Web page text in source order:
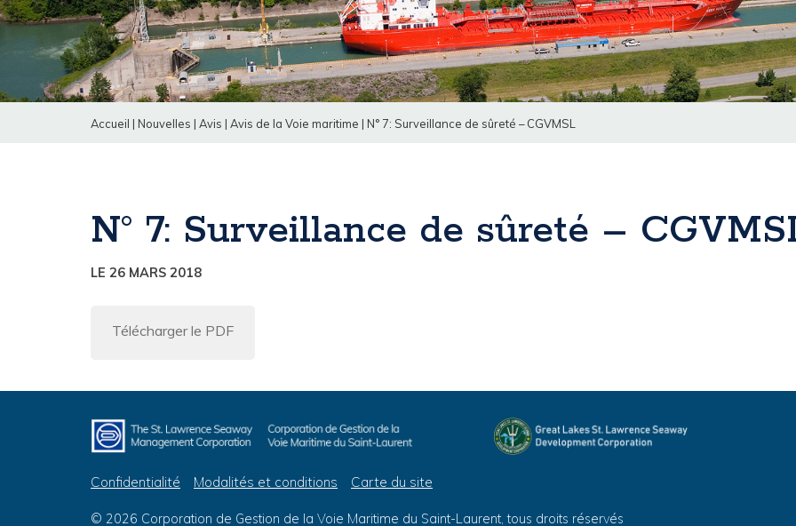
Accueil | Nouvelles | Avis | Avis de la Voie maritime | N° 7: Surveillance de sûreté – CGVMSL
N° 7: Surveillance de sûreté –
LE 26 MARS 2018
Télécharger le PDF
Confidentialité Modalités et conditions Carte du site
© 2026 Corporation de Gestion de la Voie Maritime du Saint-Laurent, tous droits réservés